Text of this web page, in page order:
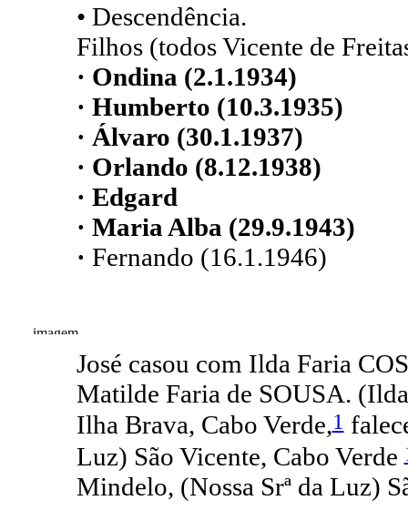
• Descendência.
Filhos (todos Vicente de
· Ondina (2.1.1934)
· Humberto (10.3.1935)
· Álvaro (30.1.1937)
· Orlando (8.12.1938)
· Edgard
· Maria Alba (29.9.1943)
· Fernando (16.1.1946)
José casou com Ilda Faria
Matilde Faria de SOUSA.
Ilha Brava, Cabo Verde,1
Luz) São Vicente, Cabo Verde
Mindelo, (Nossa Srª da Luz)